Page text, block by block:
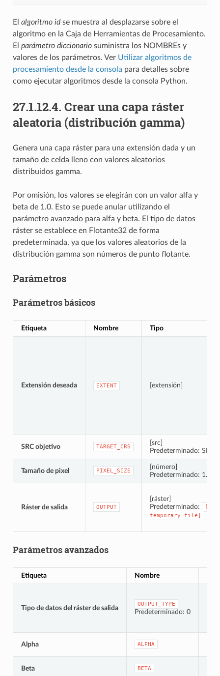
El algoritmo idse muestra al desplazarse sobre el
algoritmo en la Caja de Herramientas de Procesamiento.
El parámetro diccionariosuministra los NOMBREs y
valores de los parámetros. Ver Utilizar algoritmos de
procesamiento desde la consola para detalles sobre
como ejecutar algoritmos desde la consola Python.
27.1.12.4. Crear una capa ráster
aleatoria (distribución gamma)
Genera una capa ráster para una extensión dada y un
tamaño de celda lleno con valores aleatorios
distribuidos gamma.
Por omisión, los valores se elegirán con un valor alfa y
beta de 1.0. Esto se puede anular utilizando el
parámetro avanzado para alfa y beta. El tipo de datos
ráster se establece en Flotante32 de forma
predeterminada, ya que los valores aleatorios de la
distribución gamma son números de punto flotante.
Parámetros
Parámetros básicos
Etiqueta Nombre Tipo
Extensión deseada EXTENT [extensión]
SRC objetivo TARGET_CRS
[src]
Predeterminado: SRC
Tamaño de pixel PIXEL_SIZE
[número]
Predeterminado: 1.0
Ráster de salida OUTPUT
[ráster]
Predeterminado:
temporary
file]
Parámetros avanzados
Etiqueta Nombre Tipo
Tipo de datos del ráster de salida
OUTPUT_TYPE
Predeterminado: 0
Alpha ALPHA
Beta BETA